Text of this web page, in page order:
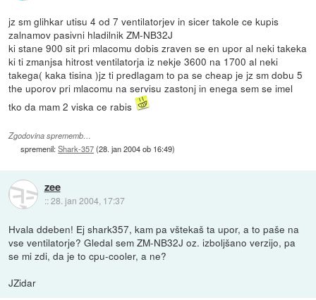
jz sm glihkar utisu 4 od 7 ventilatorjev in sicer takole ce kupis
zalnamov pasivni hladilnik ZM-NB32J
ki stane 900 sit pri mlacomu dobis zraven se en upor al neki takeka
ki ti zmanjsa hitrost ventilatorja iz nekje 3600 na 1700 al neki
takega( kaka tisina )jz ti predlagam to pa se cheap je jz sm dobu 5
the uporov pri mlacomu na servisu zastonj in enega sem se imel
tko da mam 2 viska ce rabis
Zgodovina sprememb…
spremenil:Shark-357(28. jan 2004 ob 16:49)
zee
::28. jan 2004, 17:37
Hvala ddeben! Ej shark357, kam pa vštekaš ta upor, a to paše na
vse ventilatorje? Gledal sem ZM-NB32J oz. izboljšano verzijo, pa
se mi zdi, da je to cpu-cooler, a ne?
JZidar